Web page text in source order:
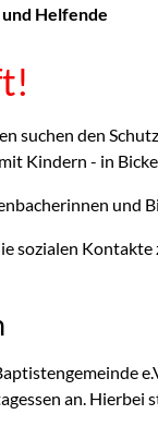
Helfende
suchen den
Kindern - in
und
sozialen
an.